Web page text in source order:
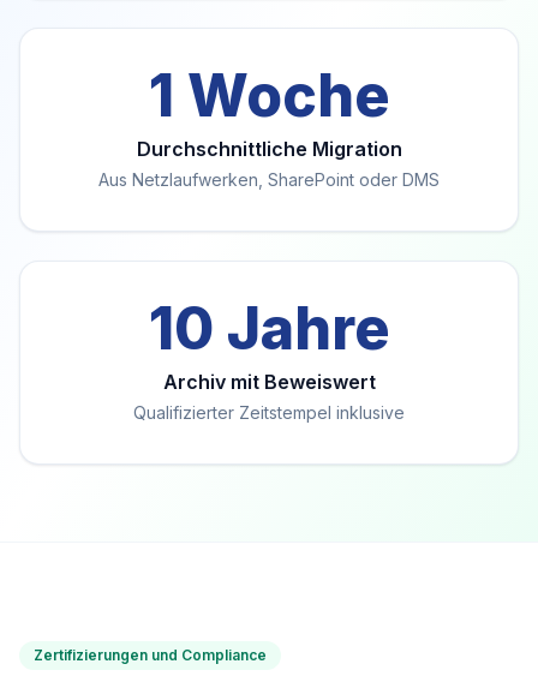
1 Woche
Durchschnittliche Migration
Aus Netzlaufwerken, SharePoint oder DMS
10 Jahre
Archiv mit Beweiswert
Qualifizierter Zeitstempel inklusive
Zertifizierungen und Compliance